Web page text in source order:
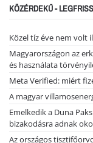
KÖZÉRDEKŰ -
Közel tíz éve nem volt
Magyarországon az
és használata
Meta Verified: miért
A magyar
Emelkedik a Duna
bizakodásra adnak
Az országos